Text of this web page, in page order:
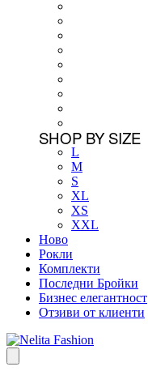
SHOP BY SIZE
L
M
S
XL
XS
XXL
Ново
Рокли
Комплекти
Последни Бройки
Бизнес елегантност
Отзиви от клиенти